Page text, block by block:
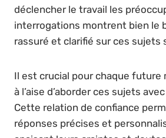
déclencher le travail les
interrogations montrent bien le
rassuré et clarifié sur ces sujets
Il est crucial pour chaque future
à l’aise d’aborder ces sujets
Cette relation de confiance
réponses précises et